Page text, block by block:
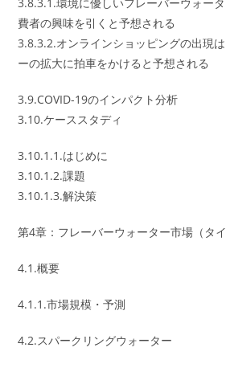
費者の興味を引くと予想される
3.8.3.2.オンラインショッピングの出現
ーの拡大に拍車をかけると予想される
3.9.COVID-19のインパクト分析
3.10.ケーススタディ
3.10.1.1.はじめに
3.10.1.2.課題
3.10.1.3.解決策
第4章：フレーバーウォーター市場（タ
4.1.概要
4.1.1.市場規模・予測
4.2.スパークリングウォーター